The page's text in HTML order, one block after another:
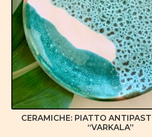
CERAMICHE: PIATTO
“VARKALA”